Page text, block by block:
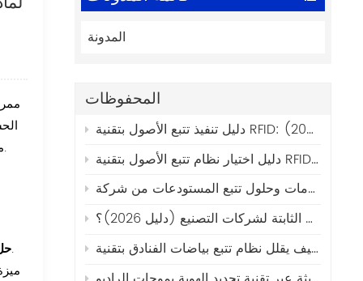
المدونة
المحفوظات
كيفية اختيار أفضل برامج إدارة الأصول الثابتة لشركات التصنيع (دليل 2026)؟
.
:تتيح الحوسبة المتنقلة للرعاية الصحية إمكانية المراسلة في الوقت الفعلي مع إيصالات القراءة والمكالمات الصوتية والتنبيهات الطارئة.